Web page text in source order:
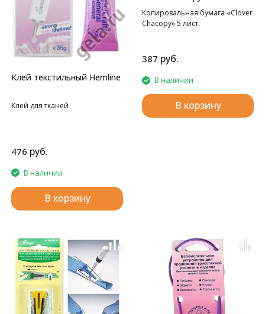
Клей текстильный Hemline
Клей для тканей
476 руб.
В наличии
В корзину
Копировальная бумага «Clover
Chacopy» 5 лист.
387 руб.
В наличии
В корзину